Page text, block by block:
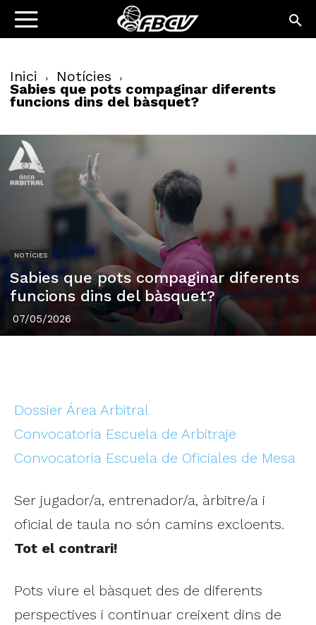
Inici Notícies
Sabies que pots compaginar diferents
funcions dins del bàsquet?
NOTÍCIES
Sabies que pots compaginar diferents
funcions dins del bàsquet?
07/05/2026
Dossier Área Arbitral
Convocatoria Escuela de Arbitraje
Convocatoria Escuela de Oficiales de Mesa
Ser jugador/a, entrenador/a, àrbitre/a i
oficial de taula no són camins excloents.
Tot el contrari!
Pots viure el bàsquet des de diferents
perspectives i continuar creixent dins de